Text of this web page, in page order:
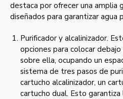
destaca por ofrecer una amplia
diseñados para garantizar agua
Purificador y alcalinizador.
opciones para colocar
sobre ella, ocupando un
sistema de tres pasos de
cartucho alcalinizador, un
cartucho dual. Esto